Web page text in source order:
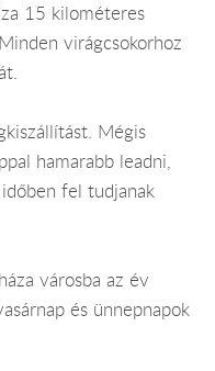
15 kilométeres
virágcsokorhoz
Mégis
hamarabb leadni,
fel tudjanak
városba az év
és ünnepnapok